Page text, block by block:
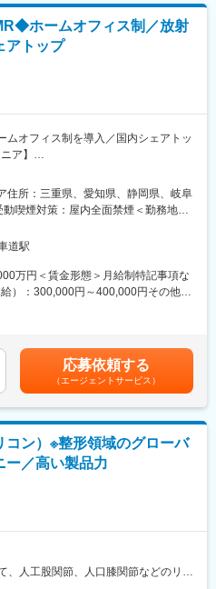
！
程訪問します
設計頂くため、裁量を持って働くこ
気さくな方が多いです。適宜チーム
ノウハウ共有しながら売上目標に向
、BUDDY制度(3か月間のOJT)があ
同行となります。異業界の方もご安
が可能な補聴器を販売しておりま
タル信号処理）テクノロジーを応用
発してており、高品質の「音」を提
ます！
タイリッシュなデザインとカラー展
みたいけれど、少し抵抗がある」と
する優れたデザイン性を兼ね備えて
務
ホームオフィス制／放射
アトップ
ムオフィス制を導入／国内シェアトッ
ア】
薬）のMRを募集します。SPECT検
医学と呼ばれる画像診断に関わる
を行います。
いる、がんの診断・早期発見を可能
る中で高い注目を集めています。
PETと呼ばれる核医学検査は、生体
像化する「分子イメージング」とい
服に幅広く力を発揮できる可能性が
ん診療になくてはならないツールと
に国内初のPET検査用放射性医薬品
11か所の製造拠点のもと安定供給体
住所：三重県、愛知県、静岡県、岐阜
喫煙対策：屋内全面禁煙＜勤務地詳
県名古屋市千種区内山3丁目7番3号
勤務地最寄駅：名古屋市営地下鉄東
含む）
道駅
万円＜賃金形態＞月給制特記事項な
）：300,000円～400,000円その他固
回（3月）※会社業績及び個人業績のタ
給■昇給：年1回※深夜就業した場合
あくまでも目安の金額であり、選考
ります。月給(月額)は固定手当を含め
応募依頼する
（エージェントサービス）
コン）※整形領域のグローバ
ー／高い製品力
、人工股関節、人口膝関節などのリコ